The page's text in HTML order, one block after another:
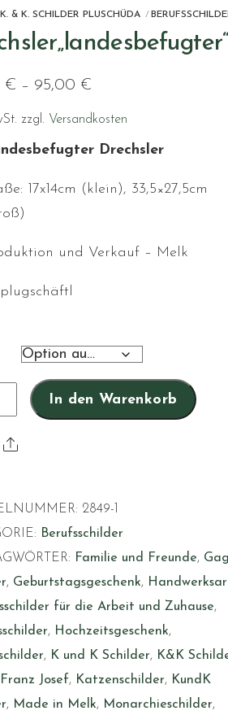
K. & K. SCHILDER PLUSCHÜDA
€ – 95,00 €
zzgl. Versandkosten
Drechsler
17x14cm (klein), 33,5×27,5cm
und Verkauf – Melk
In den Warenkorb
Share
2849-1
Berufsschilder
Familie und Freunde,
, Geburtstagsgeschenk,
für die Arbeit und Zuhause,
, Hochzeitsgeschenk,
, K und K Schilder, K&K
Josef, Katzenschilder, KundK
, Made in Melk, Monarchieschilder,